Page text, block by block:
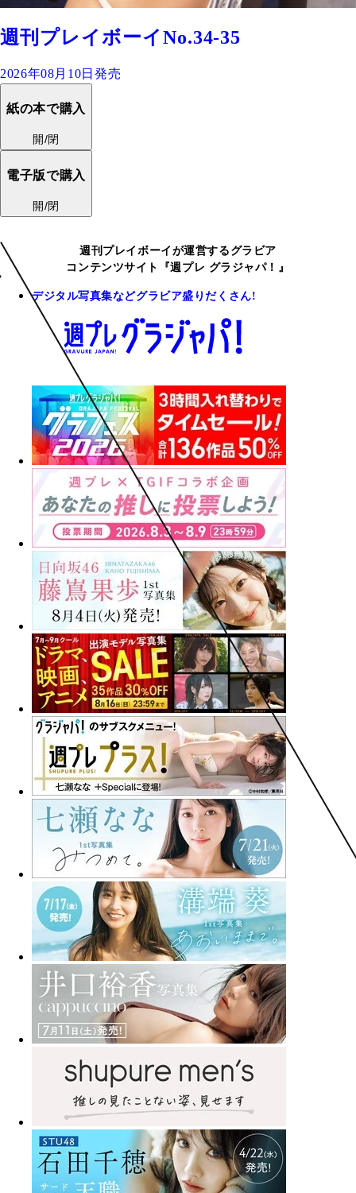
週刊プレイボーイNo.34-35
2026年08月10日発売
紙の本で購入
開/閉
電子版で購入
開/閉
週刊プレイボーイが運営するグラビア
コンテンツサイト『週プレ グラジャパ！』
デジタル写真集などグラビア盛りだくさん!